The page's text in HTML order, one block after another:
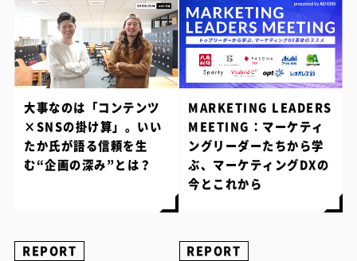
大事なのは「コンテンツ
×SNSの掛け算」。いい
たか氏が語る信頼を生
む“企画の深み”とは？
MARKETING LEADERS
MEETING：マーケティ
ングリーダーたちから学
ぶ、マーケティングDXの
今とこれから
REPORT REPORT